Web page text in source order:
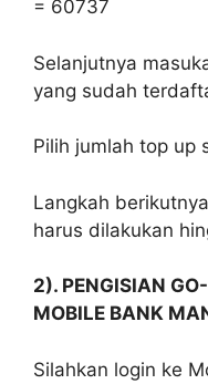
= 60737
Selanjutnya
yang sudah
Pilih jumlah top up
Langkah
harus dilakukan
2). PENGISIAN
MOBILE BANK
Silahkan login ke